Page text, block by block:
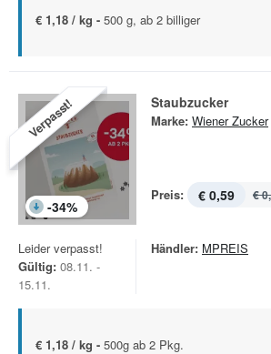
€ 1,18 / kg - 500 g, ab 2 billiger
Verpasst!
-34%
Staubzucker
Marke: Wiener Zucker
Preis: € 0,59 €
Leider verpasst!
Gültig: 08.11. -
15.11.
Händler: MPREIS
€ 1,18 / kg - 500g ab 2 Pkg.